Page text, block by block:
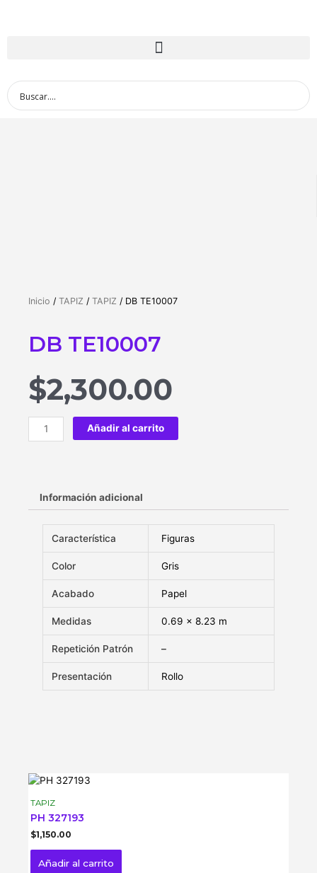
Inicio / TAPIZ / TAPIZ / DB TE10007
DB TE10007
$2,300.00
Añadir al carrito
Información adicional
Característica Figuras
Color Gris
Acabado Papel
Medidas 0.69 x 8.23 m
Repetición Patrón –
Presentación Rollo
TAPIZ
PH 327193
$1,150.00
Añadir al carrito